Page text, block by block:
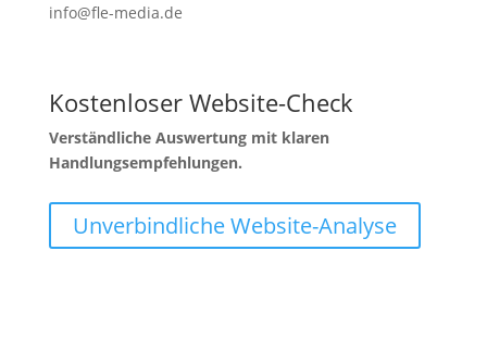
info@fle-media.de
Kostenloser Website-Check
Verständliche Auswertung mit klaren
Handlungsempfehlungen.
Unverbindliche Website-Analyse